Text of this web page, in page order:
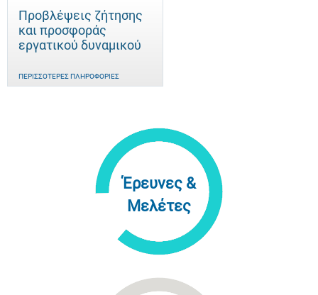
Προβλέψεις ζήτησης
και προσφοράς
εργατικού δυναμικού
ΠΕΡΙΣΣΌΤΕΡΕΣ ΠΛΗΡΟΦΟΡΊΕΣ
Έρευνες &
Μελέτες